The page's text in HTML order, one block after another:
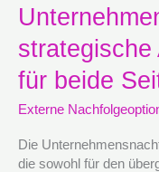
strategische
für beide
Externe
Die
die sowohl für den
über
strategische
Win-
Win
beide
Seiten